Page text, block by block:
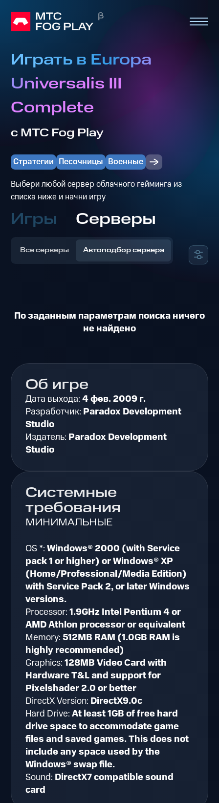
Играть в Europa
Universalis III
Complete
с МТС Fog Play
Стратегии Песочницы Военные
Выбери любой сервер облачного гейминга из
списка ниже и начни игру
Игры Серверы
Все серверы Автоподбор сервера
По заданным параметрам поиска ничего
не найдено
Об игре
Дата выхода:4 фев. 2009 г.
Разработчик: Paradox Development
Studio
Издатель: Paradox Development
Studio
Системные
требования
МИНИМАЛЬНЫЕ
OS *:Windows® 2000 (with Service
pack 1 or higher) or Windows® XP
(Home/Professional/Media Edition)
with Service Pack 2, or later Windows
versions.
Processor:1.9GHz Intel Pentium 4 or
AMD Athlon processor or equivalent
Memory:512MB RAM (1.0GB RAM is
highly recommended)
Graphics:128MB Video Card with
Hardware T&L and support for
Pixelshader 2.0 or better
DirectX Version: DirectX9.0c
Hard Drive:At least 1GB of free hard
drive space to accommodate game
files and saved games. This does not
include any space used by the
Windows® swap file.
Sound: DirectX7 compatible sound
card